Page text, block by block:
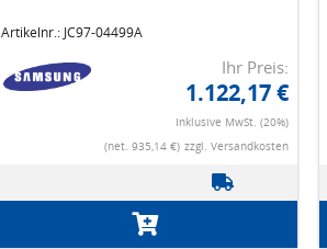
Artikelnr.: JC97-04499A
Ihr Preis:
1.122,17 €
Inklusive MwSt. (20%)
(net. 935,14 €) zzgl. Versandkosten